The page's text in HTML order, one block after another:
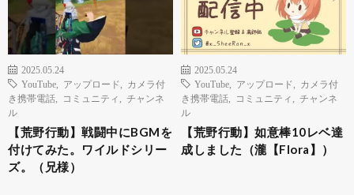
2025.05.24
YouTube
アップロード
カメラ付
き携帯電話
コミュニティ
チャンネ
ル
【荒野行動】戦闘中にBGMを
付けてみた。ワイルドシリー
ズ。（兄様）
2025.05.24
YouTube
アップロード
カメラ付
き携帯電話
コミュニティ
チャンネ
ル
【荒野行動】如意棒10レベ達
成しました（瀧【Flora】）